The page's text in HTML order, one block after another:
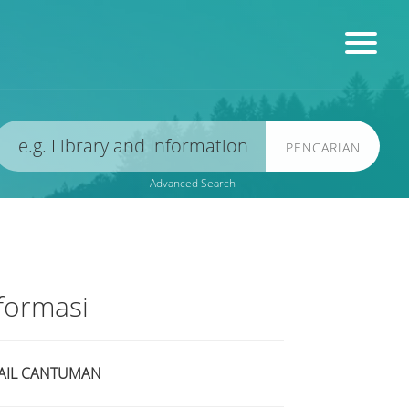
PENCARIAN
Advanced Search
CANTUMAN